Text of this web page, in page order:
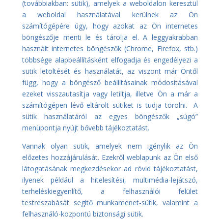
(továbbiakban: sütik), amelyek a weboldalon keresztül
a weboldal használatával kerülnek az Ön
számítógépére úgy, hogy azokat az Ön internetes
böngészője menti le és tárolja el. A leggyakrabban
használt internetes böngészők (Chrome, Firefox, stb.)
többsége alapbeállításként elfogadja és engedélyezi a
sütik letöltését és használatát, az viszont már Öntől
függ, hogy a böngésző beállításainak módosításával
ezeket visszautasítja vagy letiltja, illetve Ön a már a
számítógépen lévő eltárolt sütiket is tudja törölni. A
sütik használatáról az egyes böngészők „súgó”
menüpontja nyújt bővebb tájékoztatást.
Vannak olyan sütik, amelyek nem igénylik az Ön
előzetes hozzájárulását. Ezekről weblapunk az Ön első
látogatásának megkezdésekor ad rövid tájékoztatást,
ilyenek például a hitelesítési, multimédia-lejátszó,
terheléskiegyenlítő, a felhasználói felület
testreszabását segítő munkamenet-sütik, valamint a
felhasználó-központú biztonsági sütik.